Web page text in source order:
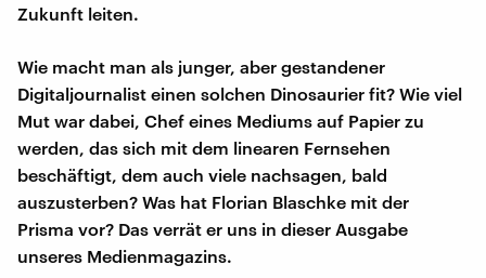
Zukunft leiten.
Wie macht man als junger, aber gestandener
Digitaljournalist einen solchen Dinosaurier fit? Wie viel
Mut war dabei, Chef eines Mediums auf Papier zu
werden, das sich mit dem linearen Fernsehen
beschäftigt, dem auch viele nachsagen, bald
auszusterben? Was hat Florian Blaschke mit der
Prisma vor? Das verrät er uns in dieser Ausgabe
unseres Medienmagazins.